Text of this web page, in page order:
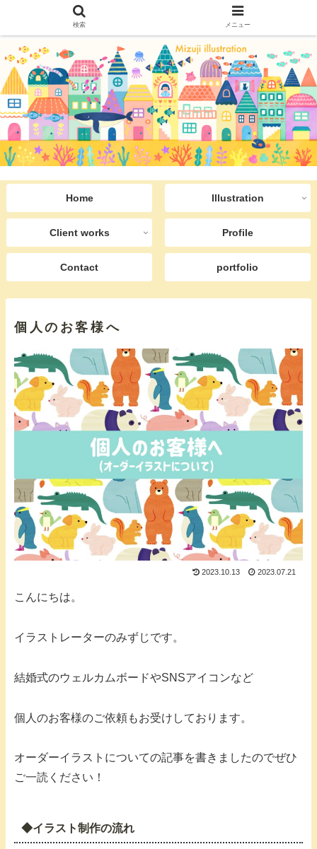
Home Illustration
Client works Profile
Contact portfolio
個人のお客様へ
2023.10.13 2023.07.21
こんにちは。
イラストレーターのみずじです。
結婚式のウェルカムボードやSNSアイコンなど
個人のお客様のご依頼もお受けしております。
オーダーイラストについての記事を書きましたのでぜひ
ご一読ください！
◆イラスト制作の流れ
検索 メニュー